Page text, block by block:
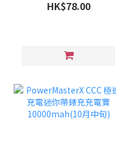
10支)(9月上旬)
HK$78.00